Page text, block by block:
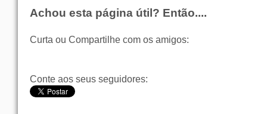
Achou esta página útil? Então....
Curta ou Compartilhe com os amigos:
Conte aos seus seguidores: